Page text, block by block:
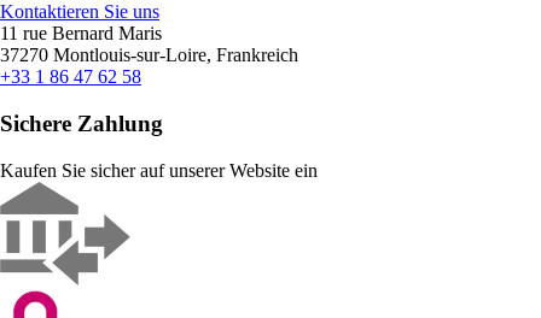
Kontaktieren Sie uns
11 rue Bernard Maris
37270 Montlouis-sur-Loire, Frankreich
+33 1 86 47 62 58
Sichere Zahlung
Kaufen Sie sicher auf unserer Website ein